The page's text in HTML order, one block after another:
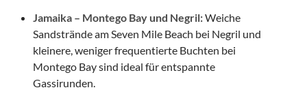
Jamaika – Montego Bay und Negril:Weiche
Sandstrände am Seven Mile Beach bei Negril und
kleinere, weniger frequentierte Buchten bei
Montego Bay sind ideal für entspannte
Gassirunden.